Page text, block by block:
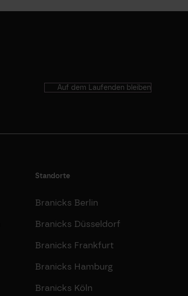
Auf dem Laufenden bleiben
Standorte
Branicks Berlin
Branicks Düsseldorf
Branicks Frankfurt
Branicks Hamburg
Branicks Köln